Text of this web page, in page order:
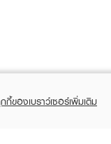
กี้ของเบราว์เซอร์เพิ่มเติม